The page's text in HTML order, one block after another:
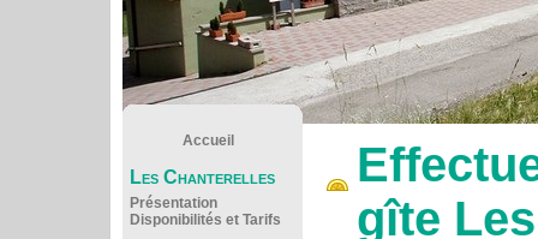
Accueil
Les Chanterelles
Présentation
Disponibilités et Tarifs
gîte